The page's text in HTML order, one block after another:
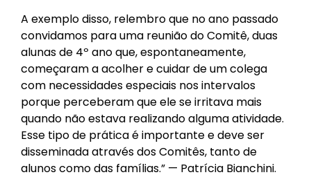
A exemplo disso, relembro que no ano passado
convidamos para uma reunião do Comitê, duas
alunas de 4º ano que, espontaneamente,
começaram a acolher e cuidar de um colega
com necessidades especiais nos intervalos
porque perceberam que ele se irritava mais
quando não estava realizando alguma atividade.
Esse tipo de prática é importante e deve ser
disseminada através dos Comitês, tanto de
alunos como das famílias.” — Patrícia Bianchini.